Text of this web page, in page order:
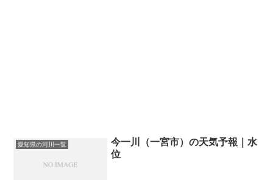
愛知県の河川一覧
今一川（一宮市）の天気予報｜水
位